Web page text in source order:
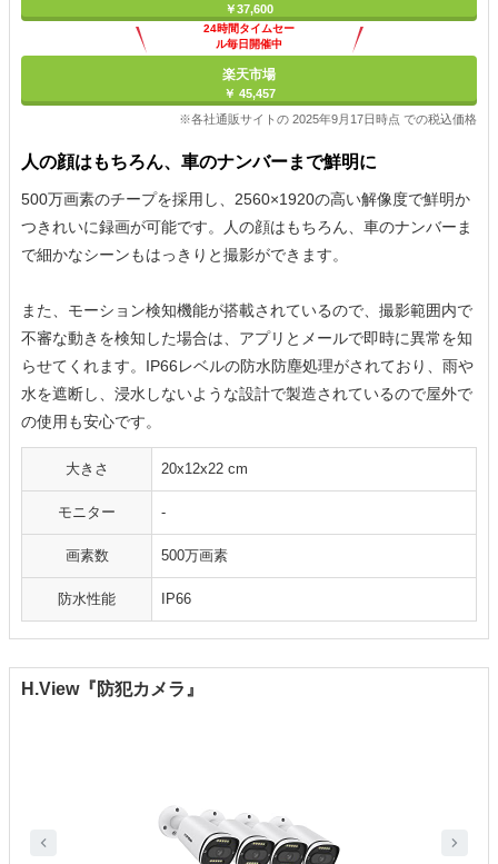
￥37,600
24時間タイムセー
ル毎日開催中
楽天市場
￥ 45,457
※各社通販サイトの 2025年9月17日時点 での税込価格
人の顔はもちろん、車のナンバーまで鮮明に
500万画素のチープを採用し、2560×1920の高い解像度で鮮明か
つきれいに録画が可能です。人の顔はもちろん、車のナンバーま
で細かなシーンもはっきりと撮影ができます。
また、モーション検知機能が搭載されているので、撮影範囲内で
不審な動きを検知した場合は、アプリとメールで即時に異常を知
らせてくれます。IP66レベルの防水防塵処理がされており、雨や
水を遮断し、浸水しないような設計で製造されているので屋外で
の使用も安心です。
大きさ ‎20x12x22 cm
モニター ‐
画素数 500万画素
防水性能 IP66
H.View『防犯カメラ』